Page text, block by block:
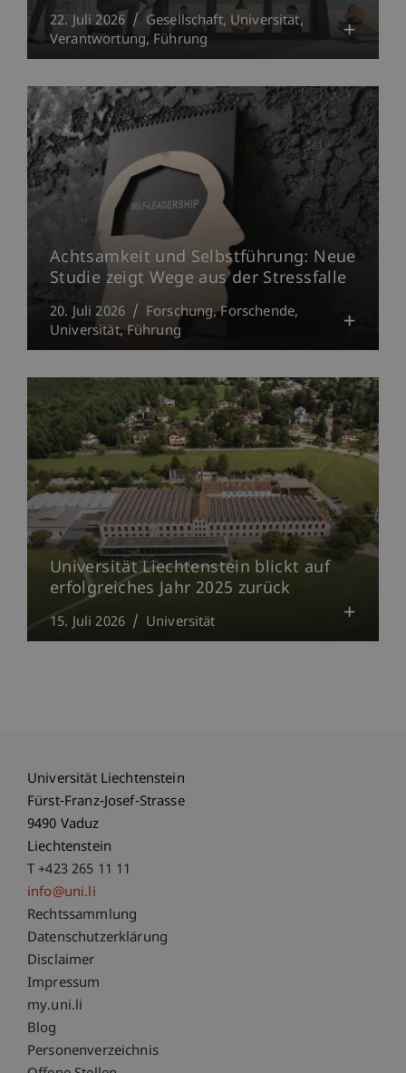
22. Juli 2026 Gesellschaft Universität
Verantwortung Führung
Achtsamkeit und Selbstführung: Neue
Studie zeigt Wege aus der Stressfalle
20. Juli 2026 Forschung Forschende
Universität Führung
Universität Liechtenstein blickt auf
erfolgreiches Jahr 2025 zurück
15. Juli 2026 Universität
Universität Liechtenstein
Fürst-Franz-Josef-Strasse
9490 Vaduz
Liechtenstein
T +423 265 11 11
info@uni.li
Fußzeile Rechtliche Hinweise
Rechtssammlung
Datenschutzerklärung
Disclaimer
Impressum
Fußzeile Subdomain-Verzeichnis
my.uni.li
Blog
Personenverzeichnis